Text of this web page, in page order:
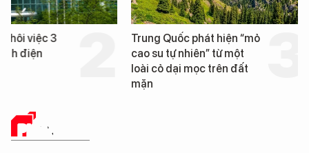
Trung Quốc phát hiện “mỏ
cao su tự nhiên” từ một
Loạt dự án bất động
Đà Nẵng sắp bị kiểm
PHÂN TÍCH